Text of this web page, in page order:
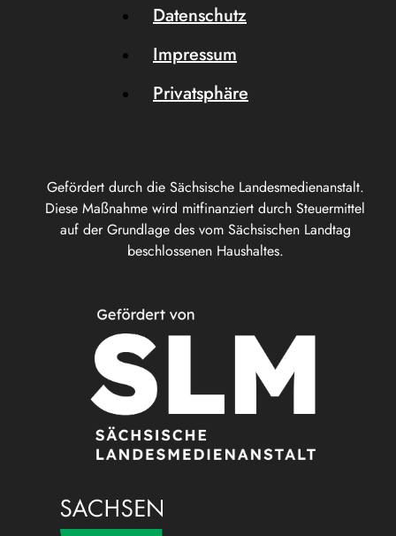
Gefördert durch die Sächsische Landesmedienanstalt.
Diese Maßnahme wird mitfinanziert durch Steuermittel
auf der Grundlage des vom Sächsischen Landtag
beschlossenen Haushaltes.
Datenschutz
Impressum
Privatsphäre